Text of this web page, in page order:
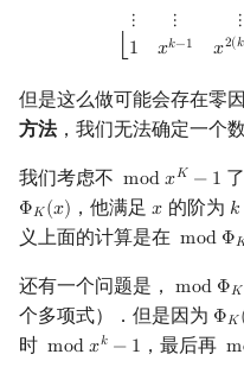
⎣
⋮ ⋮ ⋮
1
𝑥𝑘−1 𝑥2(𝑘
但是这么做可能会存在零
方法，我们无法确定一个
我们考虑不 mod𝑥𝐾 − 1
modxK−1
Φ𝐾 (𝑥)
ΦK(x) ，他满足𝑥
x 的阶为 𝑘
k
义上面的计算是在 mod Φ𝐾
modΦK
还有一个问题是， mod Φ𝐾
modΦK(
个多项式）．但是因为 Φ𝐾
ΦK(
时 mod𝑥𝑘 − 1
modxk− 1 ，最后再 m